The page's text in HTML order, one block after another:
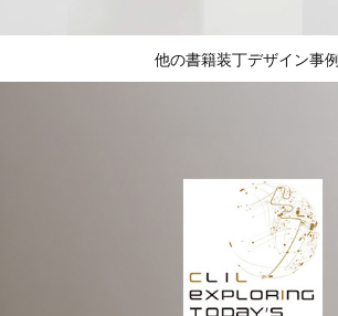
他の書籍装丁デザイン事例